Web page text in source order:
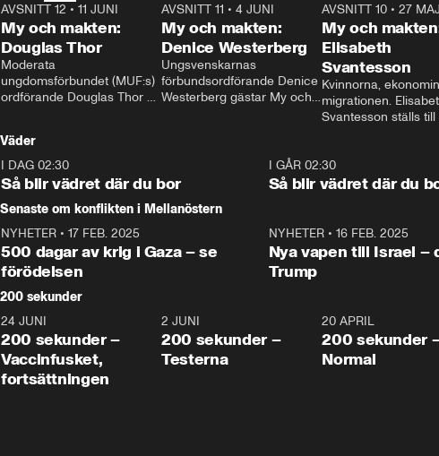
26:27
AVSNITT 12 • 11 JUNI
My och makten:
Douglas Thor
Moderata
ungdomsförbundet (MUF:s)
ordförande Douglas Thor
tonårsutvisningarna och hur
Moderaterna ska locka
väljare till valet i höst.
23:40
AVSNITT 11 •4 JUNI
My och makten:
Denice Westerberg
Ungsvenskarnas
förbundsordförande Denice
Westerberg gästar My och
AVSNITT 10 •27 MAJ
My och
Elisabeth
Svantesson
Kvinnorna,
migrationen.
Svantesson ställs till
Väder
I DAG 02:30
Så blir vädret där du bor
I GÅR 02:30
Så blir vädret där du
Senaste om konflikten i Mellanöstern
NYHETER • 17 FEB. 2025
500 dagar av krig i Gaza – se
förödelsen
NYHETER• 16 FEB. 2025
Nya vapen till Israel –
Trump
200 sekunder
5:00
24 JUNI
200 sekunder –
Vaccinfusket,
fortsättningen
4:23
2 JUNI
200 sekunder –
Testerna
20 APRIL
200 sekunder
Normal